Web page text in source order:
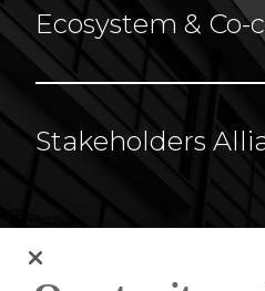
Ecosystem & Co-
Stakeholders